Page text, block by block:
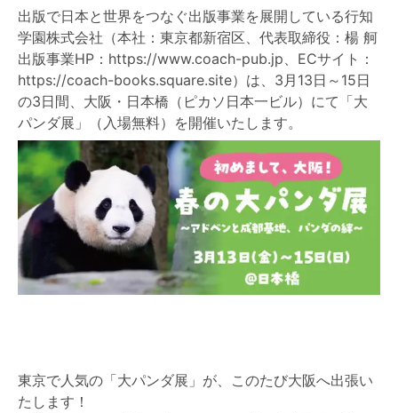
出版で日本と世界をつなぐ出版事業を展開している行知
学園株式会社（本社：東京都新宿区、代表取締役：楊 舸
出版事業HP：https://www.coach-pub.jp、ECサイト：
https://coach-books.square.site）は、3月13日～15日
の3日間、大阪・日本橋（ピカソ日本一ビル）にて「大
パンダ展」（入場無料）を開催いたします。
東京で人気の「大パンダ展」が、このたび大阪へ出張い
たします！